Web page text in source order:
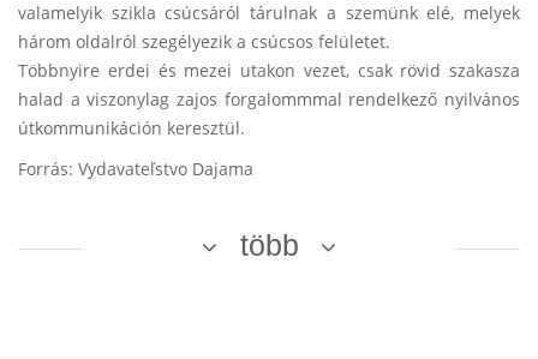
valamelyik szikla csúcsáról tárulnak a szemünk elé, melyek
három oldalról szegélyezik a csúcsos felületet.
Többnyire erdei és mezei utakon vezet, csak rövid szakasza
halad a viszonylag zajos forgalommmal rendelkező nyilvános
útkommunikáción keresztül.
Forrás: Vydavateľstvo Dajama
több